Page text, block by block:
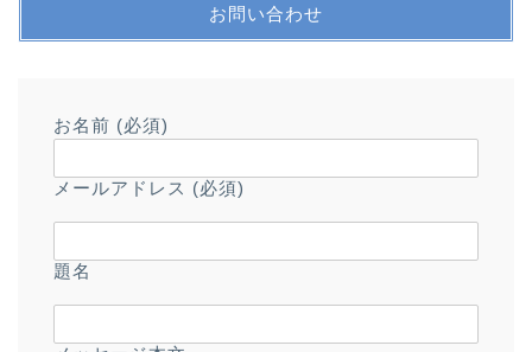
お問い合わせ
お名前 (必須)
メールアドレス (必須)
題名